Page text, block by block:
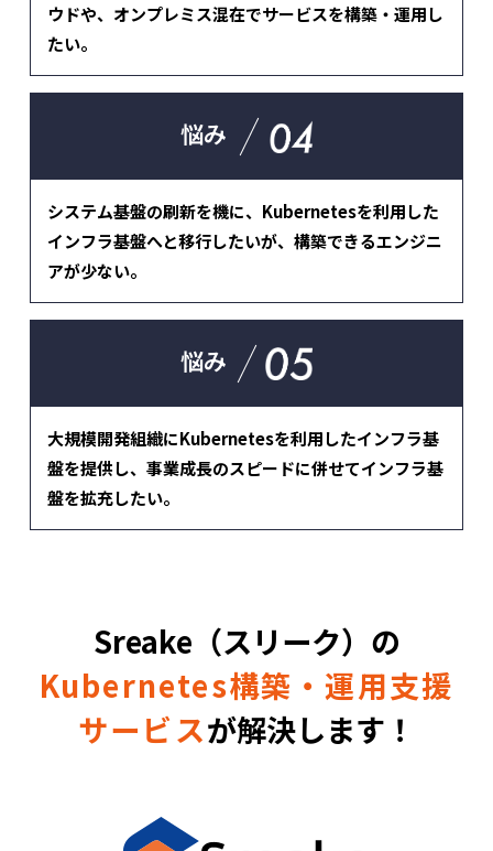
ウドや、オンプレミス混在でサービスを構築・運用し
たい。
悩み
システム基盤の刷新を機に、Kubernetesを利用した
インフラ基盤へと移行したいが、構築できるエンジニ
アが少ない。
悩み
大規模開発組織にKubernetesを利用したインフラ基
盤を提供し、事業成長のスピードに併せてインフラ基
盤を拡充したい。
Sreake（スリーク）の
Kubernetes構築・運用支援
サービスが解決します！